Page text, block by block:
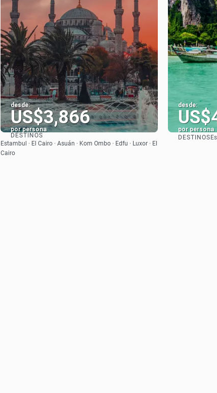
desde:
US$3,866
por persona
Ver
DESTINOS
Estambul · El Cairo · Asuán · Kom Ombo · Edfu · Luxor · El
Cairo
desde:
por persona
DESTINOS